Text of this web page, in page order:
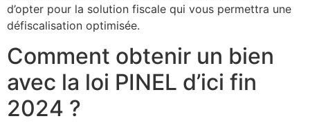
d’opter pour la solution fiscale qui vous permettra une
défiscalisation optimisée.
Comment obtenir un bien
avec la loi PINEL d’ici fin
2024 ?